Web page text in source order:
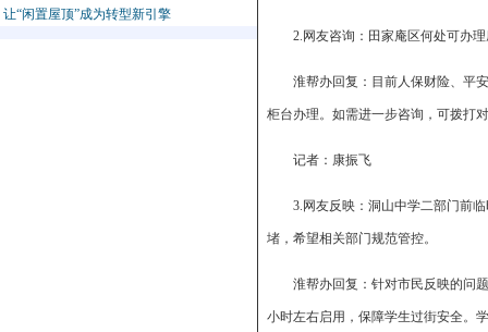
让“闲置屋顶”成为转型新引擎
2.网友咨询：田家庵区何处可办
淮帮办回复：目前人保财险、平
柜台办理。如需进一步咨询，可拨打
记者：康振飞
3.网友反映：洞山中学二部门前
堵，希望相关部门规范管控。
淮帮办回复：针对市民反映的问
小时左右启用，保障学生过街安全。